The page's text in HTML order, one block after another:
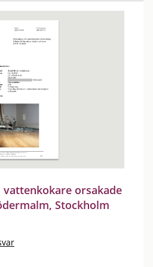
vattenkokare orsakade
Stockholm